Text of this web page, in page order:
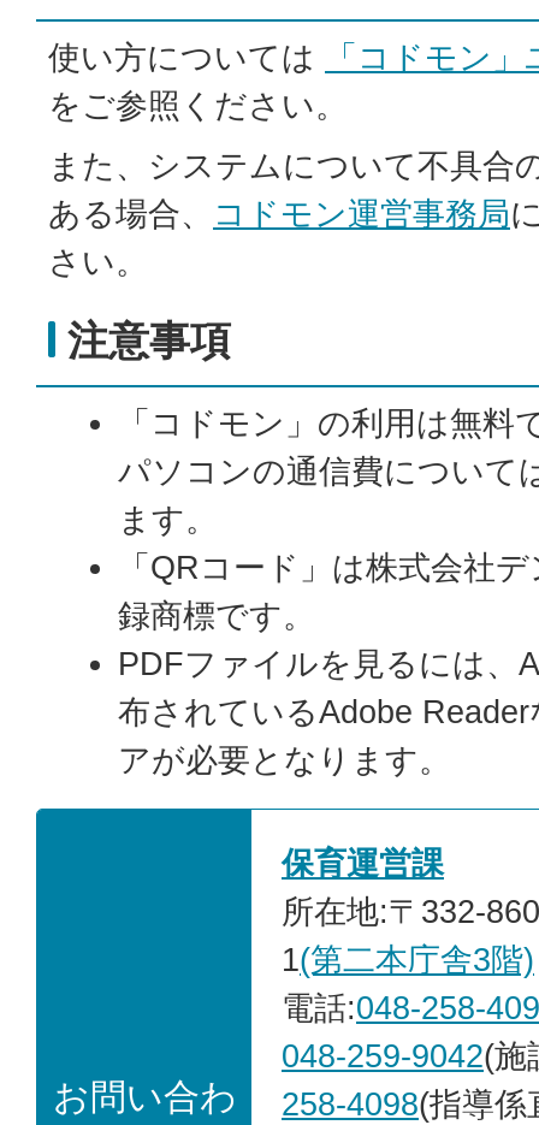
使い方については
「コドモン
をご参照ください。
また、システムについて不具合
ある場合、
コドモン運営事務局
さい。
注意事項
「コドモン」の利用は無料
パソコンの通信費について
ます。
「QRコード」は株式会社
録商標です。
PDFファイルを見るには、
布されているAdobe
アが必要となります。
お問い合わ
保育運営課
所在地:〒332-
1(第二本庁舎3階)
電話:048-258-
048-259-9042(施
258-4098(指導係